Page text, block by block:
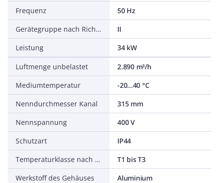
Frequenz
50 Hz
Gerätegruppe nach Richtlinie 94/9/EG
II
Leistung
34 kW
Luftmenge unbelastet
2.890 m³/h
Mediumtemperatur
-20...40 °C
Nenndurchmesser Kanal
315 mm
Nennspannung
400 V
Schutzart
IP44
Temperaturklasse nach Richtlinie 94/9/EG
T1 bis T3
Werkstoff des Gehäuses
Aluminium